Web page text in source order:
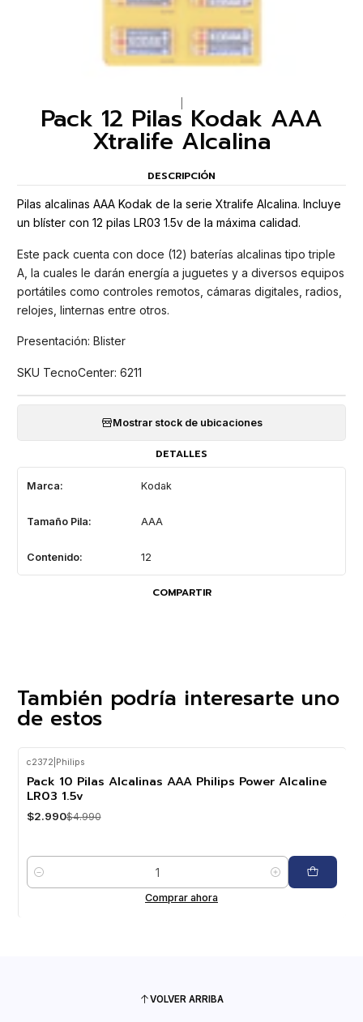
Pack 12 Pilas Kodak AAA
Xtralife Alcalina
DESCRIPCIÓN
Pilas alcalinas AAA Kodak de la serie Xtralife Alcalina. Incluye
un blíster con 12 pilas LR03 1.5v de la máxima calidad.
Este pack cuenta con doce (12) baterías alcalinas tipo triple
A, la cuales le darán energía a juguetes y a diversos equipos
portátiles como controles remotos, cámaras digitales, radios,
relojes, linternas entre otros.
Presentación: Blister
SKU TecnoCenter: 6211
Mostrar stock de ubicaciones
DETALLES
Marca: Kodak
Tamaño Pila: AAA
Contenido: 12
COMPARTIR
También podría interesarte uno
de estos
-40% OFF
c2372 Philips
Pack 10 Pilas Alcalinas AAA Philips Power Alcaline
LR03 1.5v
$2.990$4.990
Cantidad
Comprar ahora
VOLVER ARRIBA